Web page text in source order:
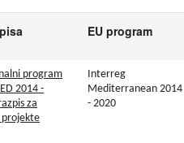
EU program
program
2014 -
za
projekte
Interreg
Mediterranean 2014
- 2020